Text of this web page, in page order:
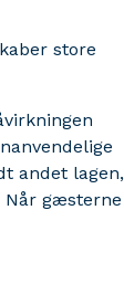
store
andet lagen,
Når gæsterne